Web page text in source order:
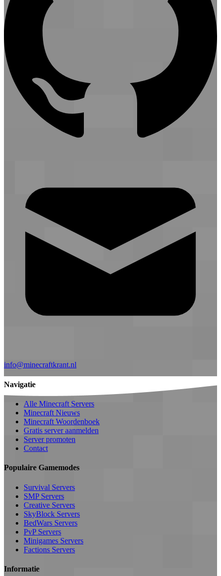
info@minecraftkrant.nl
Navigatie
Alle Minecraft Servers
Minecraft Nieuws
Minecraft Woordenboek
Gratis server aanmelden
Server promoten
Contact
Populaire Gamemodes
Survival Servers
SMP Servers
Creative Servers
SkyBlock Servers
BedWars Servers
PvP Servers
Minigames Servers
Factions Servers
Informatie